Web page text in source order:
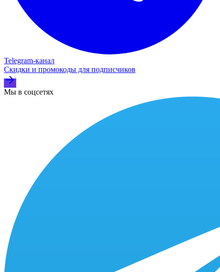
Telegram‑канал
Скидки и промокоды для подписчиков
Мы в соцсетях